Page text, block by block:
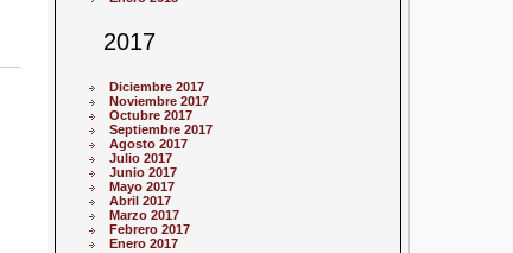
2017
Diciembre 2017
Noviembre 2017
Octubre 2017
Septiembre 2017
Agosto 2017
Julio 2017
Junio 2017
Mayo 2017
Abril 2017
Marzo 2017
Febrero 2017
Enero 2017